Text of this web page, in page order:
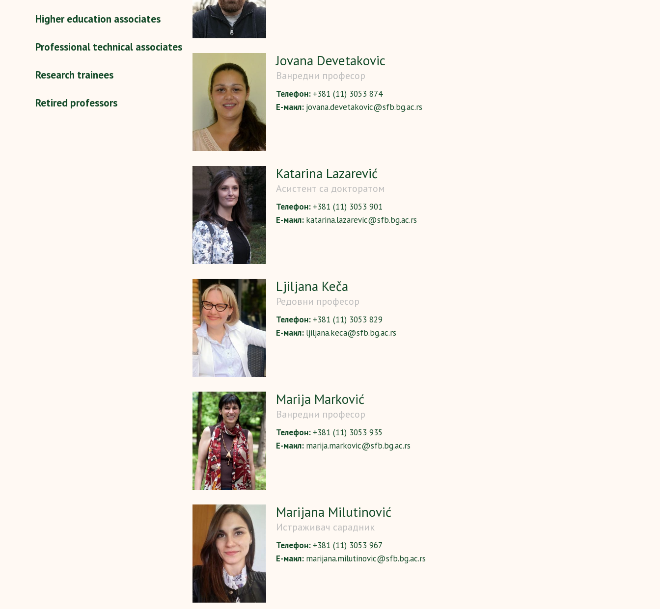
Higher education associates
Professional technical associates
Research trainees
Retired professors
Jovana Devetakovic
Ванредни професор
Телефон: +381 (11) 3053 874
Е-маил: jovana.devetakovic@sfb.bg.ac.rs
Katarina Lazarević
Асистент са докторатом
Телефон: +381 (11) 3053 901
Е-маил: katarina.lazarevic@sfb.bg.ac.rs
Ljiljana Keča
Редовни професор
Телефон: +381 (11) 3053 829
Е-маил: ljiljana.keca@sfb.bg.ac.rs
Marija Marković
Ванредни професор
Телефон: +381 (11) 3053 935
Е-маил: marija.markovic@sfb.bg.ac.rs
Marijana Milutinović
Истраживач сарадник
Телефон: +381 (11) 3053 967
Е-маил: marijana.milutinovic@sfb.bg.ac.rs